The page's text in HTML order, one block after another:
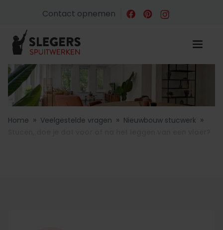
Contact opnemen
Home » Veelgestelde vragen » Nieuwbouw stucwerk »